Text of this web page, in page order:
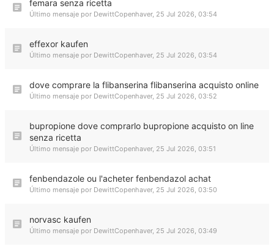
femara senza ricetta
Último mensaje por DewittCopenhaver, 25 Jul 2026, 03:54
effexor kaufen
Último mensaje por DewittCopenhaver, 25 Jul 2026, 03:54
dove comprare la flibanserina flibanserina acquisto online
Último mensaje por DewittCopenhaver, 25 Jul 2026, 03:52
bupropione dove comprarlo bupropione acquisto on line
senza ricetta
Último mensaje por DewittCopenhaver, 25 Jul 2026, 03:51
fenbendazole ou l'acheter fenbendazol achat
Último mensaje por DewittCopenhaver, 25 Jul 2026, 03:50
norvasc kaufen
Último mensaje por DewittCopenhaver, 25 Jul 2026, 03:49